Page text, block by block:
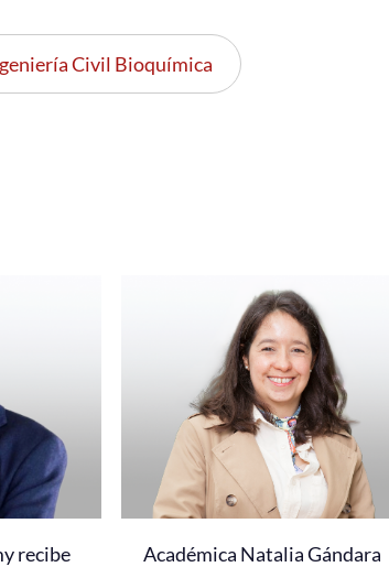
Civil Bioquímica
recibe
Académica Natalia Gándara